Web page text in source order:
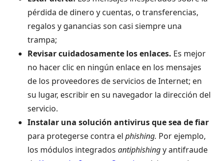
pérdida de dinero y cuentas, o transferencias,
regalos y ganancias son casi siempre una
trampa;
Revisar cuidadosamente los enlaces. Es mejor
no hacer clic en ningún enlace en los mensajes
de los proveedores de servicios de Internet; en
su lugar, escribir en su navegador la dirección del
servicio.
Instalar una solución antivirus que sea defiar
para protegerse contra el phishing. Por ejemplo,
los módulos integrados antiphishingy antifraude